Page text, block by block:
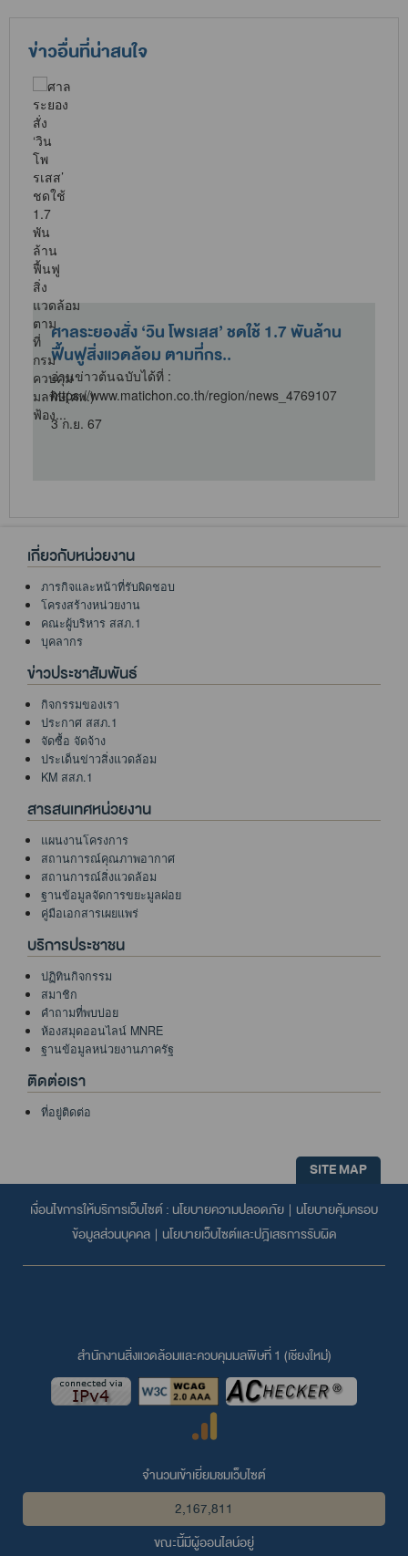
ข่าวอื่นที่น่าสนใจ
ศาลระยองสั่ง ‘วิน โพรเสส’ ชดใช้ 1.7 พันล้าน
ฟื้นฟูสิ่งแวดล้อม ตามที่กร..
อ่านข่าวต้นฉบับได้ที่ :
https://www.matichon.co.th/region/news_4769107
3 ก.ย. 67
เกี่ยวกับหน่วยงาน
ภารกิจและหน้าที่รับผิดชอบ
โครงสร้างหน่วยงาน
คณะผู้บริหาร สสภ.1
บุคลากร
ข่าวประชาสัมพันธ์
กิจกรรมของเรา
ประกาศ สสภ.1
จัดซื้อ จัดจ้าง
ประเด็นข่าวสิ่งแวดล้อม
KM สสภ.1
สารสนเทศหน่วยงาน
แผนงานโครงการ
สถานการณ์คุณภาพอากาศ
สถานการณ์สิ่งแวดล้อม
ฐานข้อมูลจัดการขยะมูลฝอย
คู่มือเอกสารเผยแพร่
บริการประชาชน
ปฏิทินกิจกรรม
สมาชิก
คำถามที่พบบ่อย
ห้องสมุดออนไลน์ MNRE
ฐานข้อมูลหน่วยงานภาครัฐ
ติดต่อเรา
ที่อยู่ติดต่อ
SITE MAP
เงื่อนไขการให้บริการเว็บไซต์ : นโยบายความปลอดภัย | นโยบายคุ้มครอบ
ข้อมูลส่วนบุคคล| นโยบายเว็บไซต์และปฎิเสธการรับผิด
สำนักงานสิ่งแวดล้อมและควบคุมมลพิษที่ 1 (เชียงใหม่่)
จำนวนเข้าเยี่ยมชมเว็บไซต์
2,167,811
ขณะนี้มีผู้ออนไลน์อยู่